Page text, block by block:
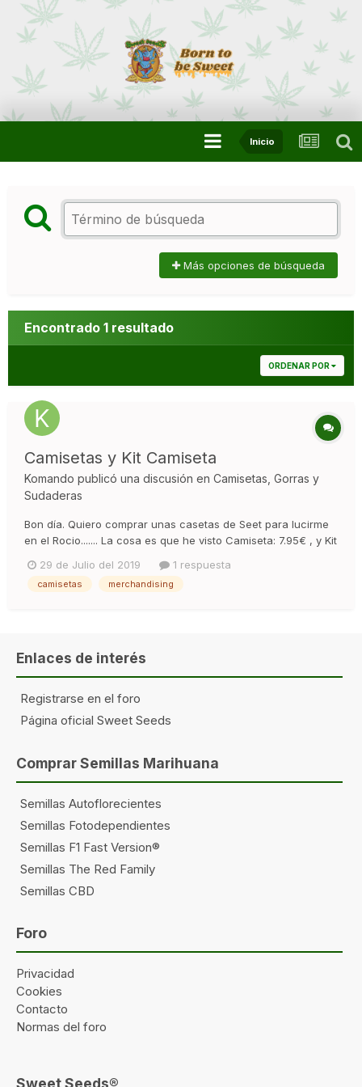
Inicio
Más opciones de búsqueda
Encontrado 1 resultado
ORDENAR POR
Camisetas y Kit Camiseta
Komando publicó una discusión en Camisetas, Gorras y
Sudaderas
Bon día. Quiero comprar unas casetas de Seet para lucirme
en el Rocio....... La cosa es que he visto Camiseta: 7.95€ , y Kit
........ Si me he dado cuenta que en el ÇKit Camiseta no hay
talla S pero bueno. Pues eso ........ si es el Rototo...
29 de Julio del 2019 1 respuesta
camisetas merchandising
Enlaces de interés
Registrarse en el foro
Página oficial Sweet Seeds
Comprar Semillas Marihuana
Semillas Autoflorecientes
Semillas Fotodependientes
Semillas F1 Fast Version®
Semillas The Red Family
Semillas CBD
Foro
Privacidad
Cookies
Contacto
Normas del foro
Sweet Seeds®